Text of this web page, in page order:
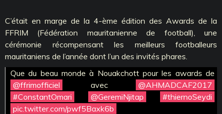
C’était en marge de la 4-ème édition des Awards de la
FFRIM (Fédération mauritanienne de football), une
cérémonie récompensant les meilleurs footballeurs
mauritaniens de l’année dont l’un des invités phares.
Que du beau monde à Nouakchott pour les awards de
@ffrimofficiel
avec
@AHMADCAF2017
#ConstantOmari
@GeremiNjitap
#thiernoSeydi
pic.twitter.com/pwf5Baxk6b